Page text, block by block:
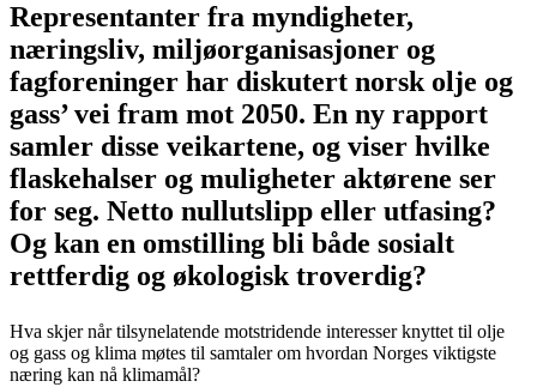
Representanter fra myndigheter,
næringsliv, miljøorganisasjoner og
fagforeninger har diskutert norsk olje og
gass’ vei fram mot 2050. En ny rapport
samler disse veikartene, og viser hvilke
flaskehalser og muligheter aktørene ser
for seg. Netto nullutslipp eller utfasing?
Og kan en omstilling bli både sosialt
rettferdig og økologisk troverdig?
Hva skjer når tilsynelatende motstridende interesser knyttet til olje
og gass og klima møtes til samtaler om hvordan Norges viktigste
næring kan nå klimamål?